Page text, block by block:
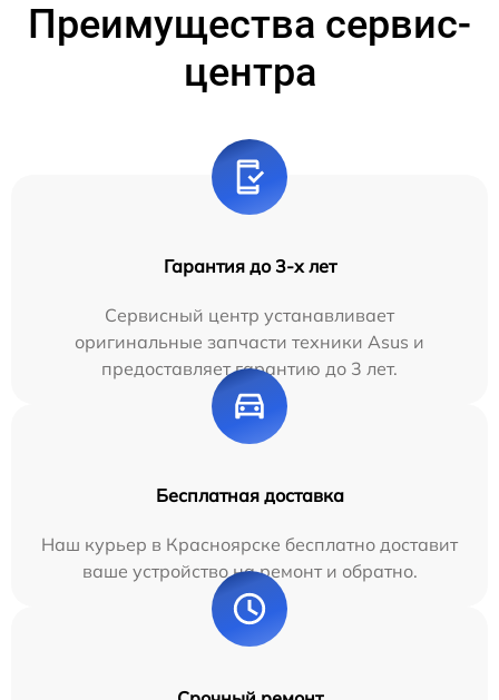
Преимущества сервис-
центра
Гарантия до 3-х лет
Сервисный центр устанавливает
оригинальные запчасти техники Asus и
предоставляет гарантию до 3 лет.
Бесплатная доставка
Наш курьер в Красноярске бесплатно доставит
ваше устройство на ремонт и обратно.